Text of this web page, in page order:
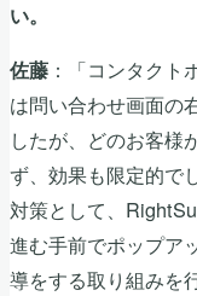
い。
佐藤 ：「コンタク
は問い合わせ画面の
したが、どのお客様
ず、効果も限定的で
対策として、
進む手前でポップア
導をする取り組みを